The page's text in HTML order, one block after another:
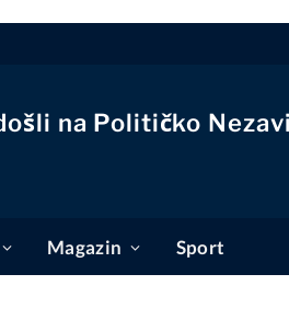
na Političko
Magazin Sport